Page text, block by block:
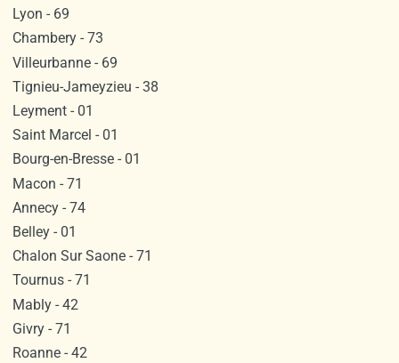
Lyon - 69
Chambery - 73
Villeurbanne - 69
Tignieu-Jameyzieu - 38
Leyment - 01
Saint Marcel - 01
Bourg-en-Bresse - 01
Macon - 71
Annecy - 74
Belley - 01
Chalon Sur Saone - 71
Tournus - 71
Mably - 42
Givry - 71
Roanne - 42